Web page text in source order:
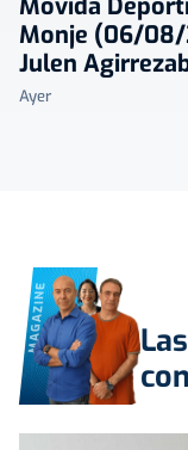
Movida
Monje (06/08/
Julen
Ayer
MAGAZINE